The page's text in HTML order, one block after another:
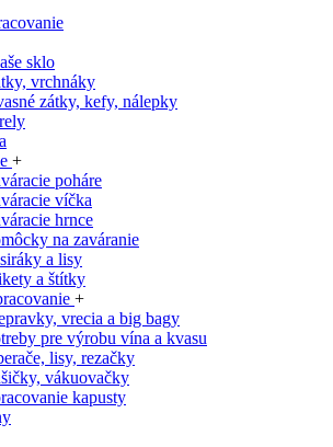
sklo
vrchnáky
zátky, kefy, nálepky
+
poháre
víčka
hrnce
na zaváranie
a lisy
a štítky
+
vrecia a big bagy
pre výrobu vína a kvasu
lisy, rezačky
vákuovačky
kapusty